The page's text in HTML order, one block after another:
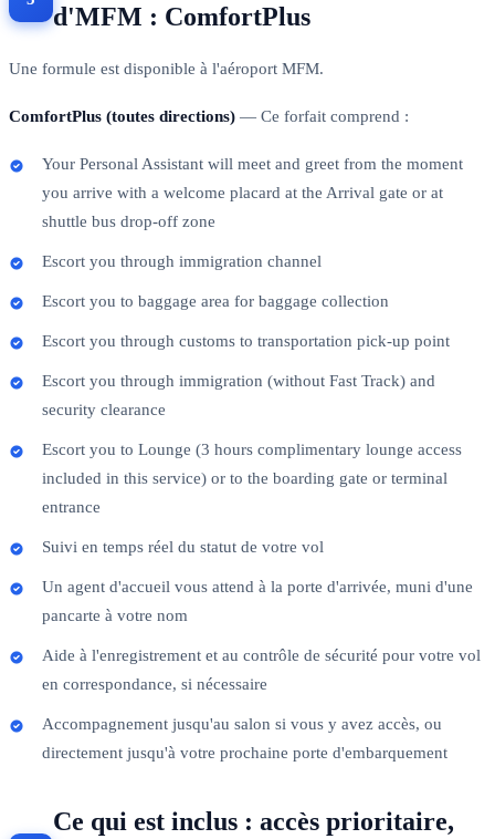
d'MFM : ComfortPlus
Une formule est disponible à l'aéroport MFM.
ComfortPlus (toutes directions) — Ce forfait comprend :
Your Personal Assistant will meet and greet from the moment
you arrive with a welcome placard at the Arrival gate or at
shuttle bus drop-off zone
Escort you through immigration channel
Escort you to baggage area for baggage collection
Escort you through customs to transportation pick-up point
Escort you through immigration (without Fast Track) and
security clearance
Escort you to Lounge (3 hours complimentary lounge access
included in this service) or to the boarding gate or terminal
entrance
Suivi en temps réel du statut de votre vol
Un agent d'accueil vous attend à la porte d'arrivée, muni d'une
pancarte à votre nom
Aide à l'enregistrement et au contrôle de sécurité pour votre vol
en correspondance, si nécessaire
Accompagnement jusqu'au salon si vous y avez accès, ou
directement jusqu'à votre prochaine porte d'embarquement
Ce qui est inclus : accès prioritaire,